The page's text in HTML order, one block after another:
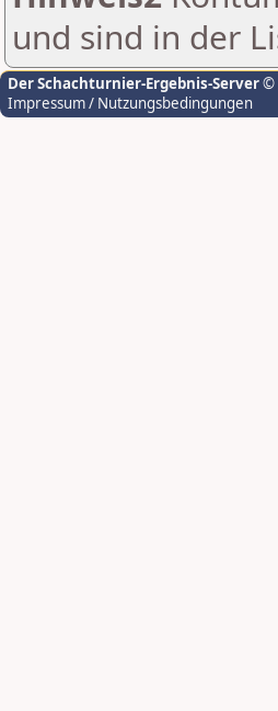
und sind in der
Der Schachturnier-Ergebnis-Server©
Impressum / Nutzungsbedingungen